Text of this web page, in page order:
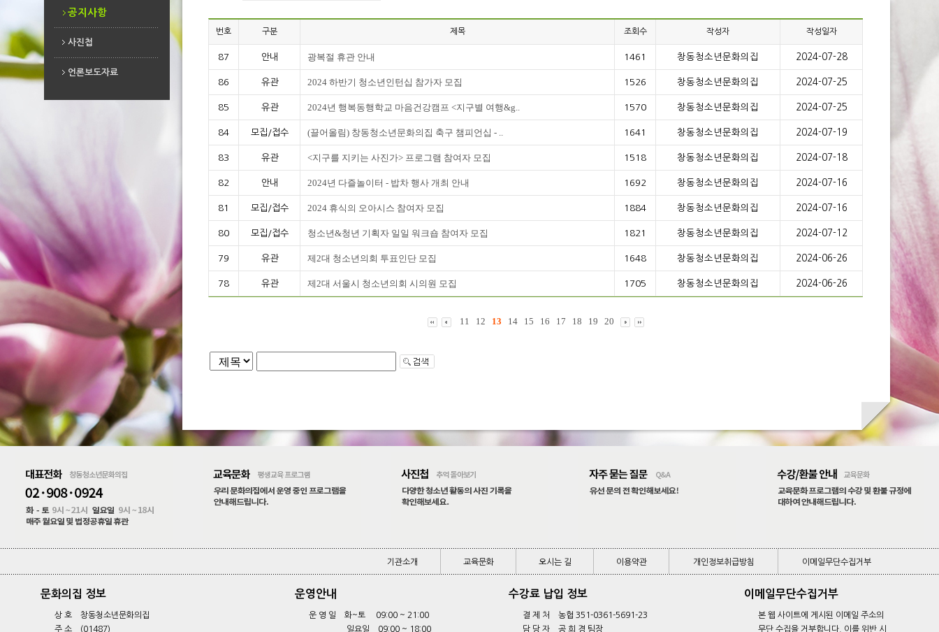
공지사항
사진첩
사진첩
언론보도자료
언론보도자료
번호 구분 제목 조회수 작성자 작성일자
87 안내 광복절 휴관 안내 1461 창동청소년문화의집 2024-07-28
86 유관 2024 하반기 청소년인턴십 참가자 모집 1526 창동청소년문화의집 2024-07-25
85 유관 2024년 행복동행학교 마음건강캠프 <지구별 여행&g.. 1570 창동청소년문화의집 2024-07-25
84 모집/접수 (끌어올림) 창동청소년문화의집 축구 챔피언십 - .. 1641 창동청소년문화의집 2024-07-19
83 유관 <지구를 지키는 사진가> 프로그램 참여자 모집 1518 창동청소년문화의집 2024-07-18
82 안내 2024년 다즐놀이터 - 밥차 행사 개최 안내 1692 창동청소년문화의집 2024-07-16
81 모집/접수 2024 휴식의 오아시스 참여자 모집 1884 창동청소년문화의집 2024-07-16
80 모집/접수 청소년&청년 기획자 일일 워크숍 참여자 모집 1821 창동청소년문화의집 2024-07-12
79 유관 제2대 청소년의회 투표인단 모집 1648 창동청소년문화의집 2024-06-26
78 유관 제2대 서울시 청소년의회 시의원 모집 1705 창동청소년문화의집 2024-06-26
11 12 13 14 15 16 17 18 19 20
기관소개 교육문화 오시는 길
오시는 길
이용약관 개인정보취급방침
개인정보취급방침
이메일무단수집거부
이메일무단수집거부
문화의집 정보
상 호 창동청소년문화의집
주 소 (01487)
운영안내
운 영 일 화~토 09:00 ~ 21:00
일요일 09:00 ~ 18:00
수강료 납입 정보
결 제 처 농협 351-0361-5691-23
담 당 자 공 희 경 팀장
이메일무단수집거부
본 웹 사이트에 게시된 이메일 주소의
무단 수집을 거부합니다. 이를 위반 시